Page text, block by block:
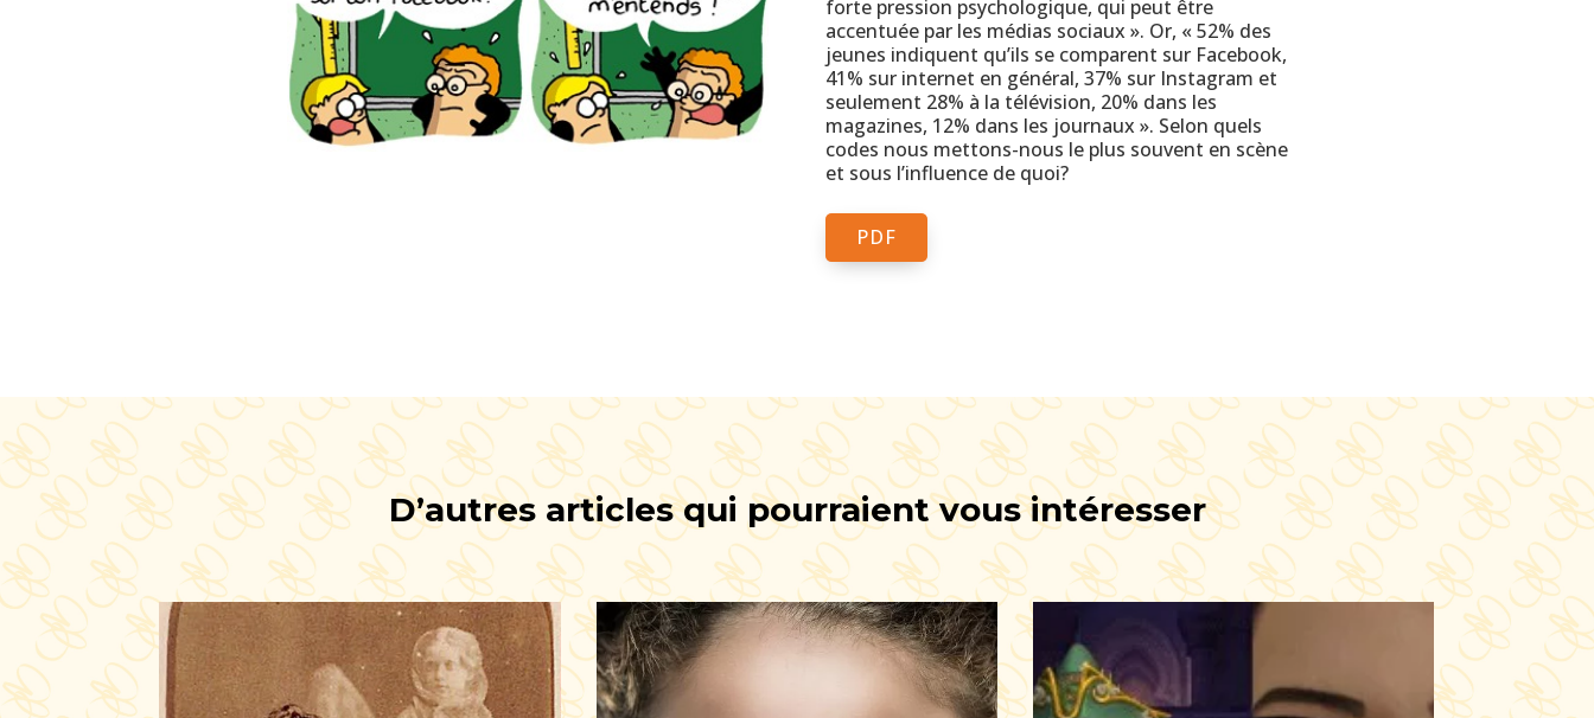
forte pression psychologique, qui peut être
accentuée par les médias sociaux ». Or, « 52% des
jeunes indiquent qu’ils se comparent sur Facebook,
41% sur internet en général, 37% sur Instagram et
seulement 28% à la télévision, 20% dans les
magazines, 12% dans les journaux ». Selon quels
codes nous mettons-nous le plus souvent en scène
et sous l’influence de quoi?
PDF
D’autres articles qui pourraient vous intéresser